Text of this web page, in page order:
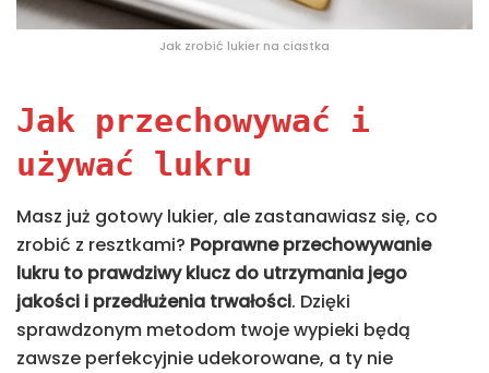
Jak zrobić lukier na ciastka
Jak przechowywać i
używać lukru
Masz już gotowy lukier, ale zastanawiasz się, co
zrobić z resztkami? Poprawne przechowywanie
lukru to prawdziwy klucz do utrzymania jego
jakości i przedłużenia trwałości. Dzięki
sprawdzonym metodom twoje wypieki będą
zawsze perfekcyjnie udekorowane, a ty nie